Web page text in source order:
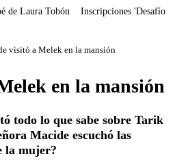
de Laura Tobón Inscripciones 'Desafío'
visitó a Melek en la mansión
en la mansión
todo lo que sabe sobre Tarik
Macide escuchó las
la mujer?